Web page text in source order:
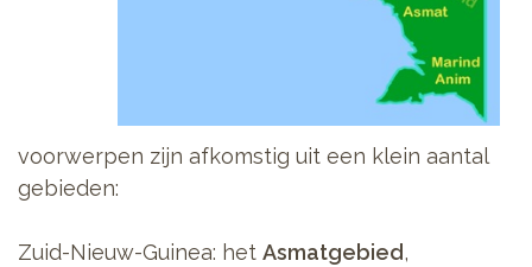
voorwerpen zijn afkomstig uit een klein aantal
gebieden:
Zuid-Nieuw-Guinea: het Asmatgebied,